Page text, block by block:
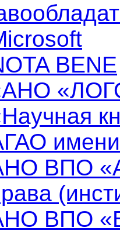
BENE
ВПО
ВПО